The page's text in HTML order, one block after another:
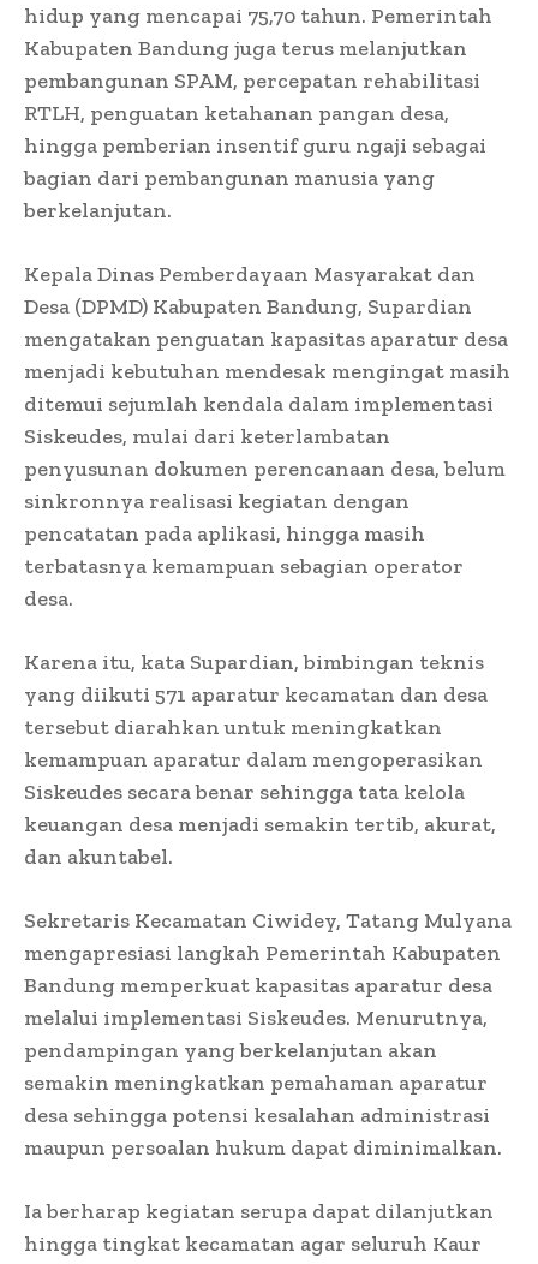
hidup yang mencapai 75,70 tahun. Pemerintah
Kabupaten Bandung juga terus melanjutkan
pembangunan SPAM, percepatan rehabilitasi
RTLH, penguatan ketahanan pangan desa,
hingga pemberian insentif guru ngaji sebagai
bagian dari pembangunan manusia yang
berkelanjutan.
Kepala Dinas Pemberdayaan Masyarakat dan
Desa (DPMD) Kabupaten Bandung, Supardian
mengatakan penguatan kapasitas aparatur desa
menjadi kebutuhan mendesak mengingat masih
ditemui sejumlah kendala dalam implementasi
Siskeudes, mulai dari keterlambatan
penyusunan dokumen perencanaan desa, belum
sinkronnya realisasi kegiatan dengan
pencatatan pada aplikasi, hingga masih
terbatasnya kemampuan sebagian operator
desa.
Karena itu, kata Supardian, bimbingan teknis
yang diikuti 571 aparatur kecamatan dan desa
tersebut diarahkan untuk meningkatkan
kemampuan aparatur dalam mengoperasikan
Siskeudes secara benar sehingga tata kelola
keuangan desa menjadi semakin tertib, akurat,
dan akuntabel.
Sekretaris Kecamatan Ciwidey, Tatang Mulyana
mengapresiasi langkah Pemerintah Kabupaten
Bandung memperkuat kapasitas aparatur desa
melalui implementasi Siskeudes. Menurutnya,
pendampingan yang berkelanjutan akan
semakin meningkatkan pemahaman aparatur
desa sehingga potensi kesalahan administrasi
maupun persoalan hukum dapat diminimalkan.
Ia berharap kegiatan serupa dapat dilanjutkan
hingga tingkat kecamatan agar seluruh Kaur